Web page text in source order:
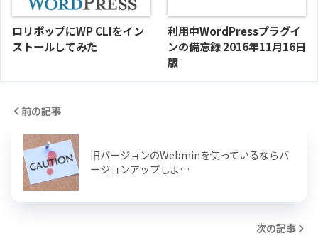
ロリポップにWP CLIをイン
ストールしてみた
利用中WordPressプラグイ
ンの備忘録 2016年11月16日
版
前の記事
旧バージョンのWebminを使っているならバ
ージョンアップしよ…
次の記事